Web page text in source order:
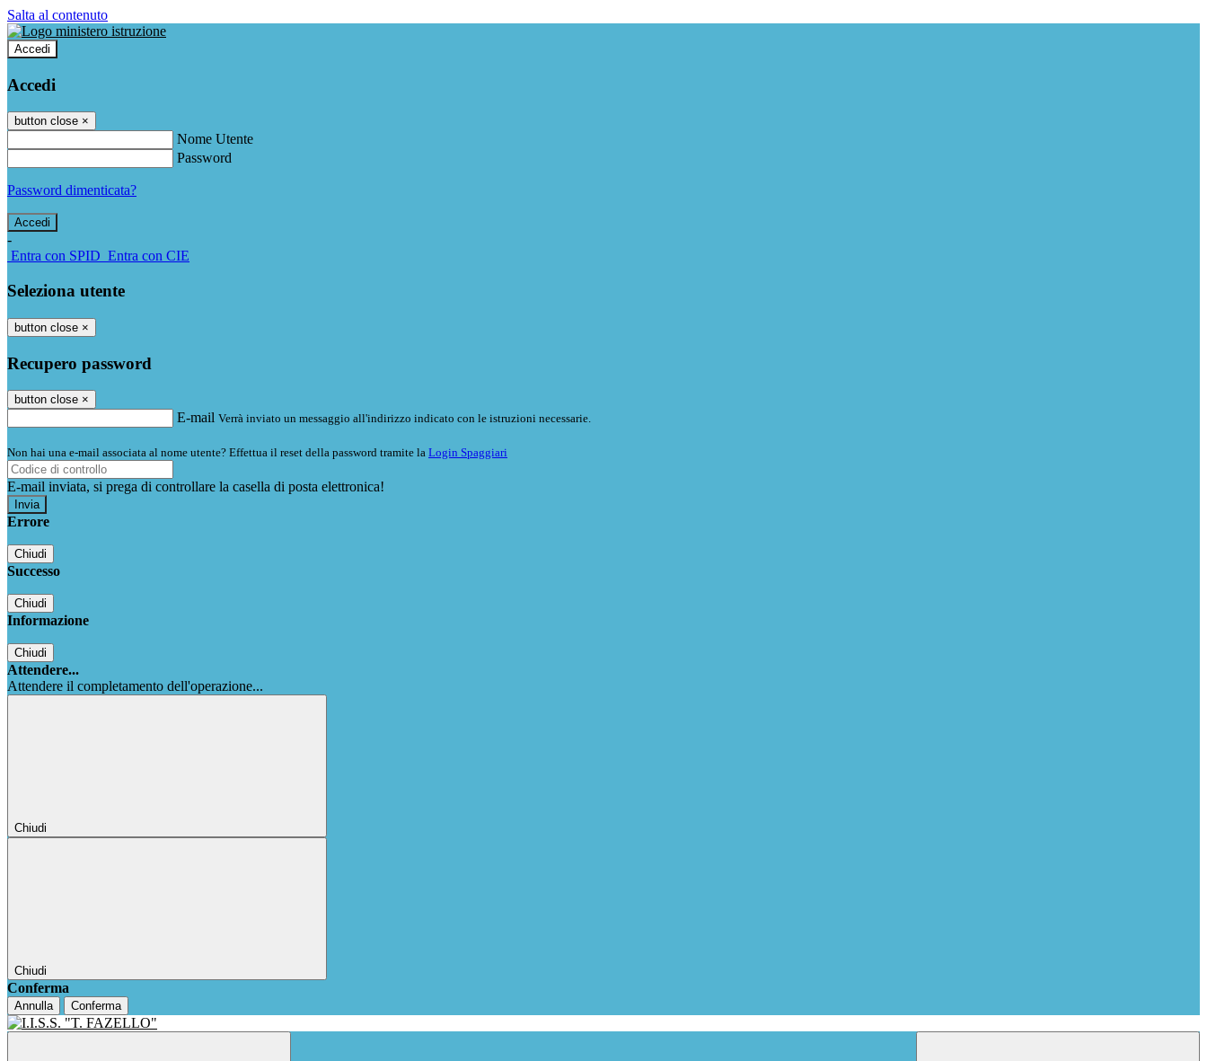
Salta al contenuto
Accedi
Accedi
button close ×
Nome Utente
Password
Password dimenticata?
-
Entra con SPID Entra con CIE
Seleziona utente
button close ×
Recupero password
button close ×
E-mail Verrà inviato un messaggio all'indirizzo indicato con le istruzioni necessarie.
Non hai una e-mail associata al nome utente? Effettua il reset della password tramite la Login Spaggiari
E-mail inviata, si prega di controllare la casella di posta elettronica!
Errore
Chiudi
Successo
Chiudi
Informazione
Chiudi
Attendere...
Attendere il completamento dell'operazione...
Chiudi
Chiudi
Conferma
Annulla Conferma